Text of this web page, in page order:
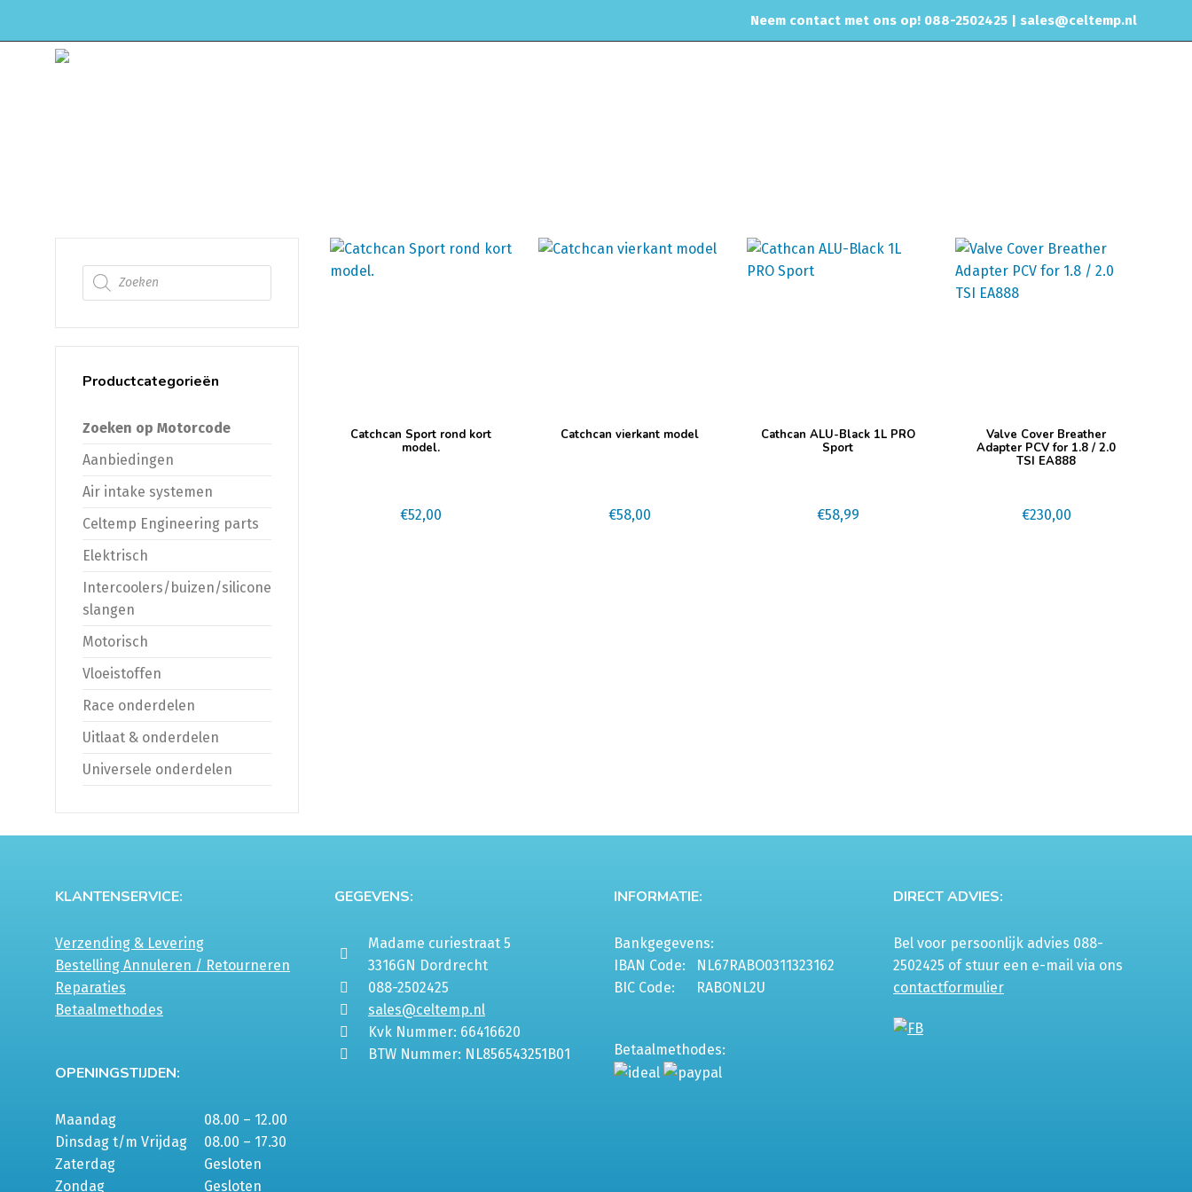
Neem contact met ons op! 088-2502425 | sales@celtemp.nl
Catchcan Sport rond kort
model.
€52,00
Catchcan vierkant model
€58,00
Cathcan ALU-Black 1L PRO
Sport
€58,99
product
Valve Cover Breather
Adapter PCV for 1.8 / 2.0
TSI EA888
€230,00
Producten zoeken
Productcategorieën
Zoeken op Motorcode
Aanbiedingen
Air intake systemen
Celtemp Engineering parts
Elektrisch
Intercoolers/buizen/silicone
slangen
Motorisch
Vloeistoffen
Race onderdelen
Uitlaat & onderdelen
Universele onderdelen
KLANTENSERVICE:
Verzending & Levering
Bestelling Annuleren / Retourneren
Reparaties
Betaalmethodes
OPENINGSTIJDEN:
Maandag
08.00 – 12.00
Dinsdag t/m Vrijdag
08.00 – 17.30
Zaterdag
Gesloten
Zondag
Gesloten
GEGEVENS:
Madame curiestraat 5
3316GN Dordrecht
088-2502425
sales@celtemp.nl
Kvk Nummer: 66416620
BTW Nummer: NL856543251B01
INFORMATIE:
Bankgegevens:
IBAN Code:
NL67RABO0311323162
BIC Code:
RABONL2U
Betaalmethodes:
DIRECT ADVIES:
Bel voor persoonlijk advies 088-
2502425 of stuur een e-mail via ons
contactformulier